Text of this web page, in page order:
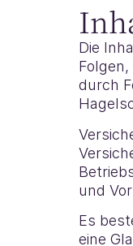
Die
durch
und
Es
eine